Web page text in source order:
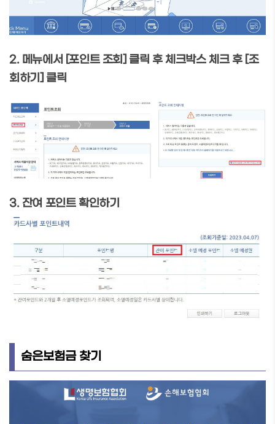
2. 메뉴에서 [포인트 조회] 클릭 후 체크박스 체크 후 [조
회하기] 클릭
3. 잔여 포인트 확인하기
숨은보험금 찾기